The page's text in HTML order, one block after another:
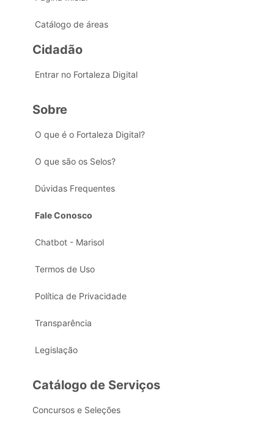
Catálogo de áreas
Cidadão
Entrar no Fortaleza Digital
Sobre
O que é o Fortaleza Digital?
O que são os Selos?
Dúvidas Frequentes
Fale Conosco
Chatbot - Marisol
Termos de Uso
Política de Privacidade
Transparência
Legislação
Catálogo de Serviços
Concursos e Seleções